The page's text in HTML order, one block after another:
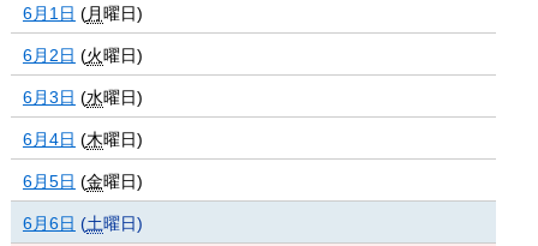
6月1日 (月曜日)
6月2日 (火曜日)
6月3日 (水曜日)
6月4日 (木曜日)
6月5日 (金曜日)
6月6日 (土曜日)